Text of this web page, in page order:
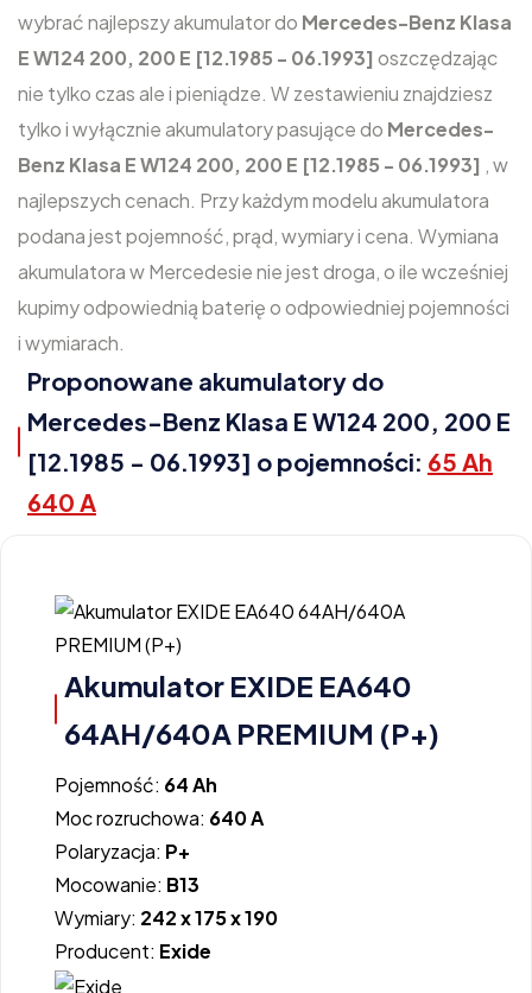
wybrać najlepszy akumulator do Mercedes-Benz Klasa
E W124 200, 200 E [12.1985 - 06.1993] oszczędzając
nie tylko czas ale i pieniądze. W zestawieniu znajdziesz
tylko i wyłącznie akumulatory pasujące do Mercedes-
Benz Klasa E W124 200, 200 E [12.1985 - 06.1993] , w
najlepszych cenach. Przy każdym modelu akumulatora
podana jest pojemność, prąd, wymiary i cena. Wymiana
akumulatora w Mercedesie nie jest droga, o ile wcześniej
kupimy odpowiednią baterię o odpowiedniej pojemności
i wymiarach.
Proponowane akumulatory do
Mercedes-Benz Klasa E W124 200, 200 E
[12.1985 - 06.1993] o pojemności: 65 Ah
640 A
Akumulator EXIDE EA640
64AH/640A PREMIUM (P+)
Pojemność: 64 Ah
Moc rozruchowa: 640 A
Polaryzacja: P+
Mocowanie: B13
Wymiary: 242 x 175 x 190
Producent: Exide